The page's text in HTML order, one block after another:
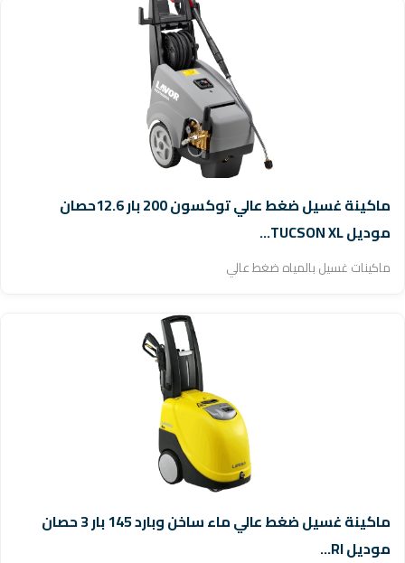
ماكينة غسيل ضغط عالي توكسون 200 بار 12.6حصان
موديل TUCSON XL...
ماكينات غسيل بالمياه ضغط عالي
ماكينة غسيل ضغط عالي ماء ساخن وبارد 145 بار 3 حصان
موديل RI...